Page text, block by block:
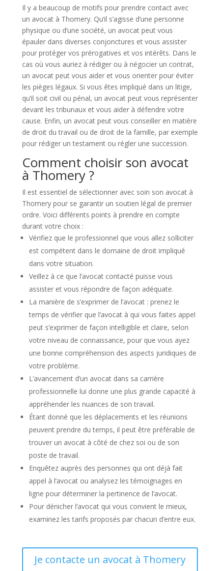
Il y a beaucoup de motifs pour prendre contact avec
un avocat à Thomery. Qu’il s’agisse d’une personne
physique ou d’une société, un avocat peut vous
épauler dans diverses conjonctures et vous assister
pour protéger vos prérogatives et vos intérêts. Dans le
cas où vous auriez à rédiger ou à négocier un contrat,
un avocat peut vous aider et vous orienter pour éviter
les pièges légaux. Si vous êtes impliqué dans un litige,
qu’il soit civil ou pénal, un avocat peut vous représenter
devant les tribunaux et vous aider à défendre votre
cause. Enfin, un avocat peut vous conseiller en matière
de droit du travail ou de droit de la famille, par exemple
pour rédiger un testament ou régler une succession.
Comment choisir son avocat
à Thomery ?
Il est essentiel de sélectionner avec soin son avocat à
Thomery pour se garantir un soutien légal de premier
ordre. Voici différents points à prendre en compte
durant votre choix :
Vérifiez que le professionnel que vous allez solliciter
est compétent dans le domaine de droit impliqué
dans votre situation.
Veillez à ce que l’avocat contacté puisse vous
assister et vous répondre de façon adéquate.
La manière de s’exprimer de l’avocat : prenez le
temps de vérifier que l’avocat à qui vous faites appel
peut s’exprimer de façon intelligible et claire, selon
votre niveau de connaissance, pour que vous ayez
une bonne compréhension des aspects juridiques de
votre problème.
L’avancement d’un avocat dans sa carrière
professionnelle lui donne une plus grande capacité à
appréhender les nuances de son travail.
Étant donné que les déplacements et les réunions
peuvent prendre du temps, il peut être préférable de
trouver un avocat à côté de chez soi ou de son
poste de travail.
Enquêtez auprès des personnes qui ont déjà fait
appel à l’avocat ou analysez les témoignages en
ligne pour déterminer la pertinence de l’avocat.
Pour dénicher l’avocat qui vous convient le mieux,
examinez les tarifs proposés par chacun d’entre eux.
Je contacte un avocat à Thomery